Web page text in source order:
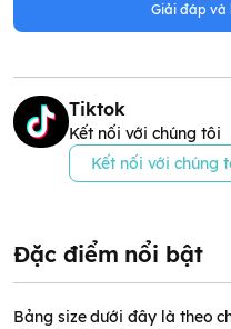
Giải đáp và
Tiktok
Kết nối với chúng tôi
Kết nối với chúng
Đặc điểm nổi bật
Bảng size dưới đây là theo